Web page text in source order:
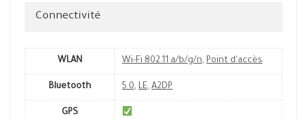
Connectivité
WLAN Wi-Fi 802.11 a/b/g/n, Point d'accès
Bluetooth 5.0, LE, A2DP
GPS